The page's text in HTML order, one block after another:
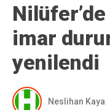
imar
yenilendi
Neslihan Kaya